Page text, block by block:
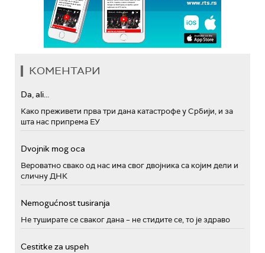
КОМЕНТАРИ
Da, ali...
Како преживети прва три дана катастрофе у Србији, и за
шта нас припрема ЕУ
Dvojnik mog oca
Вероватно свако од нас има свог двојника са којим дели и
сличну ДНК
Nemogućnost tusiranja
Не туширате се сваког дана – не стидите се, то је здраво
Cestitke za uspeh